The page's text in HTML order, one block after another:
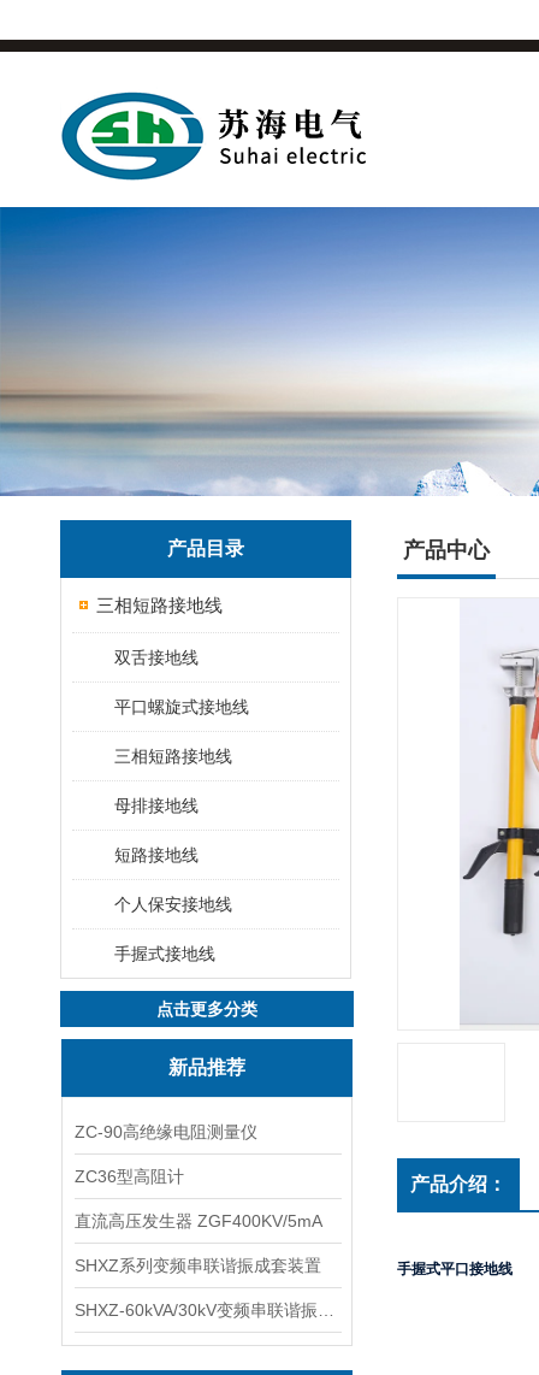
产品目录
三相短路接地线
双舌接地线
平口螺旋式接地线
三相短路接地线
母排接地线
短路接地线
个人保安接地线
手握式接地线
点击更多分类
新品推荐
ZC-90高绝缘电阻测量仪
ZC36型高阻计
直流高压发生器 ZGF400KV/5mA
SHXZ系列变频串联谐振成套装置
产品中心
产品介绍：
手握式平口接地线